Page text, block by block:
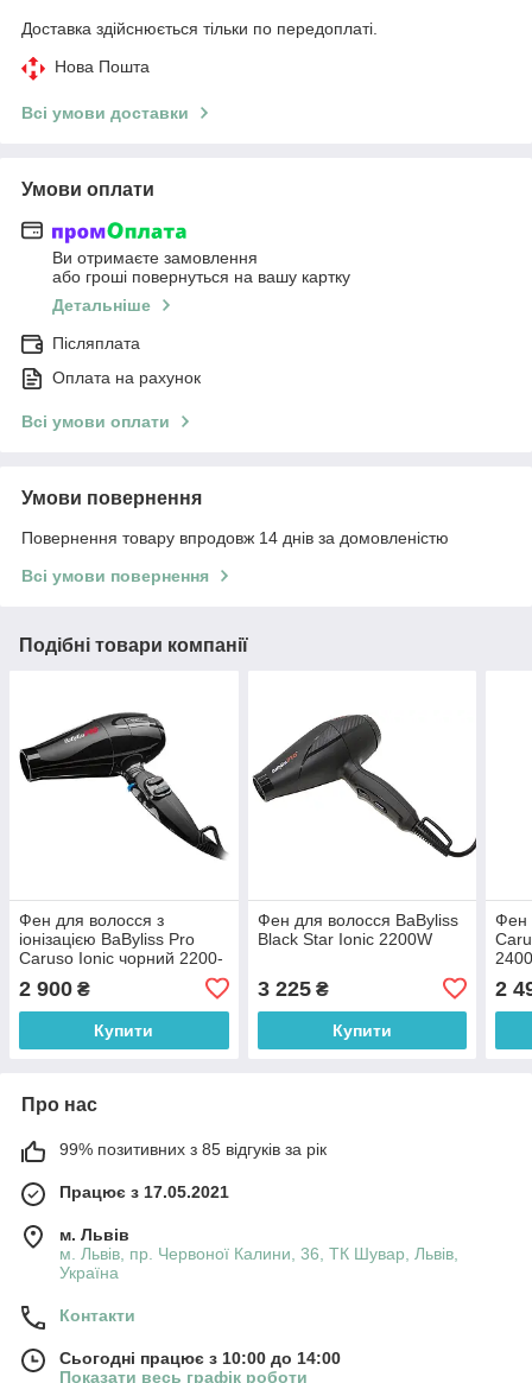
Доставка здійснюється тільки по передоплаті.
Нова Пошта
Всі умови доставки
Умови оплати
Ви отримаєте замовлення
або гроші повернуться на вашу картку
Детальніше
Післяплата
Оплата на рахунок
Всі умови оплати
Умови повернення
Повернення товару впродовж 14 днів за домовленістю
Всі умови повернення
Подібні товари компанії
Фен для волосся з
іонізацією BaByliss Pro
Caruso Ionic чорний 2200-
2 900 ₴
Купити
Фен для волосся BaByliss
Black Star Ionic 2200W
3 225₴
Купити
Фен
2
Про нас
99% позитивних з 85 відгуків за рік
Працює з 17.05.2021
м. Львів
м. Львів, пр. Червоної Калини, 36, ТК Шувар, Львів,
Україна
Контакти
Сьогодні працює з 10:00 до 14:00
Показати весь графік роботи